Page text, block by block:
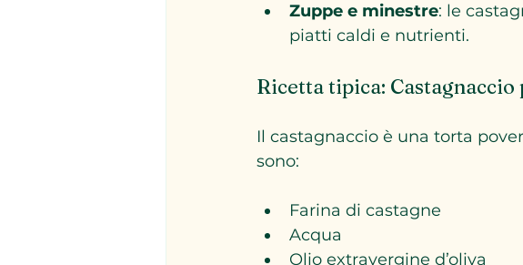
Zuppe e minestre: le
piatti caldi e nutrienti.
Ricetta tipica: Castagnaccio
Il castagnaccio è una torta
sono:
Farina di castagne
Acqua
Olio extravergine d’oliva